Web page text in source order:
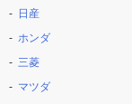
日産
ホンダ
三菱
マツダ